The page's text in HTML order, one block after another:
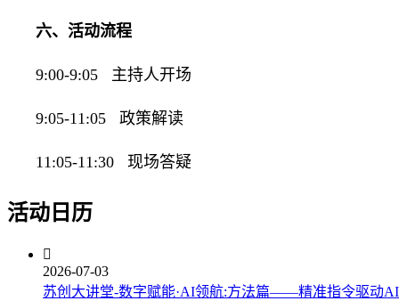
六、活动流程
9:00-9:05 主持人开场
9:05-11:05 政策解读
11:05-11:30 现场答疑
活动日历

2026-07-03
苏创大讲堂-数字赋能·AI领航:方法篇——精准指令驱动AI